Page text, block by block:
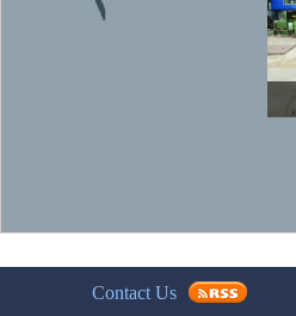
Contact Us